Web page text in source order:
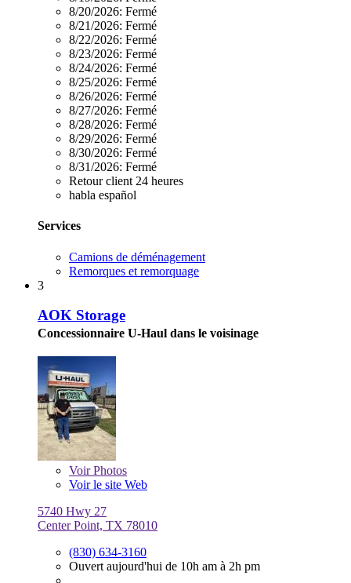
8/20/2026: Fermé
8/21/2026: Fermé
8/22/2026: Fermé
8/23/2026: Fermé
8/24/2026: Fermé
8/25/2026: Fermé
8/26/2026: Fermé
8/27/2026: Fermé
8/28/2026: Fermé
8/29/2026: Fermé
8/30/2026: Fermé
8/31/2026: Fermé
Retour client 24 heures
habla español
Services
Camions de déménagement
Remorques et remorquage
3
AOK Storage
Concessionnaire U-Haul dans le voisinage
VoirPhotos
Voir le site Web
5740 Hwy 27
Center Point, TX 78010
(830) 634-3160
Ouvert aujourd'hui de 10h am à 2h pm